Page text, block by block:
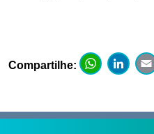
Compartilhe: